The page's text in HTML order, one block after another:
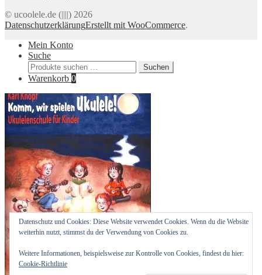
© ucoolele.de (||||) 2026
DatenschutzerklärungErstellt mit WooCommerce.
Mein Konto
Suche
Suchen
nach:
Suchen
Warenkorb 0
Datenschutz und Cookies: Diese Website verwendet Cookies. Wenn du die Website
weiterhin nutzt, stimmst du der Verwendung von Cookies zu.
Weitere Informationen, beispielsweise zur Kontrolle von Cookies, findest du hier:
Cookie-Richtlinie